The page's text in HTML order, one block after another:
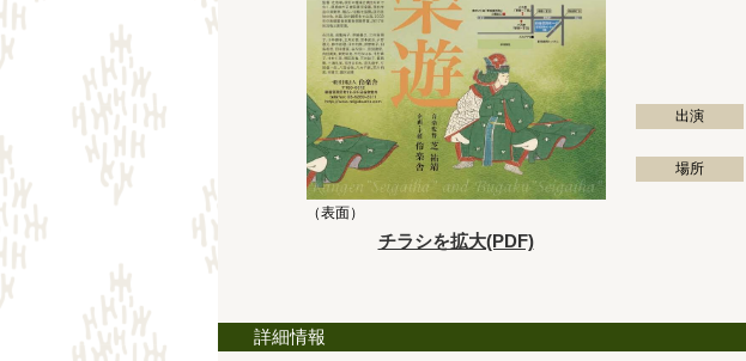
（表面）
チラシを拡大(PDF)
出演
場所
詳細情報